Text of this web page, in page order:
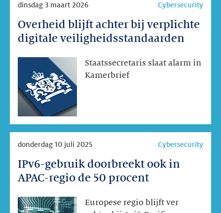
Overheid blijft achter bij verplichte
digitale veiligheidsstandaarden
dinsdag 3 maart 2026 Cybersecurity
Staatssecretaris slaat alarm in
Kamerbrief
Overheid
blijft
verplichte
digitale
veiligheidsstandaarden
IPv6-gebruik doorbreekt ook in
APAC-regio de 50 procent
donderdag 10 juli 2025 Cybersecurity
Europese regio blijft ver
IPv6-
gebruik
ook